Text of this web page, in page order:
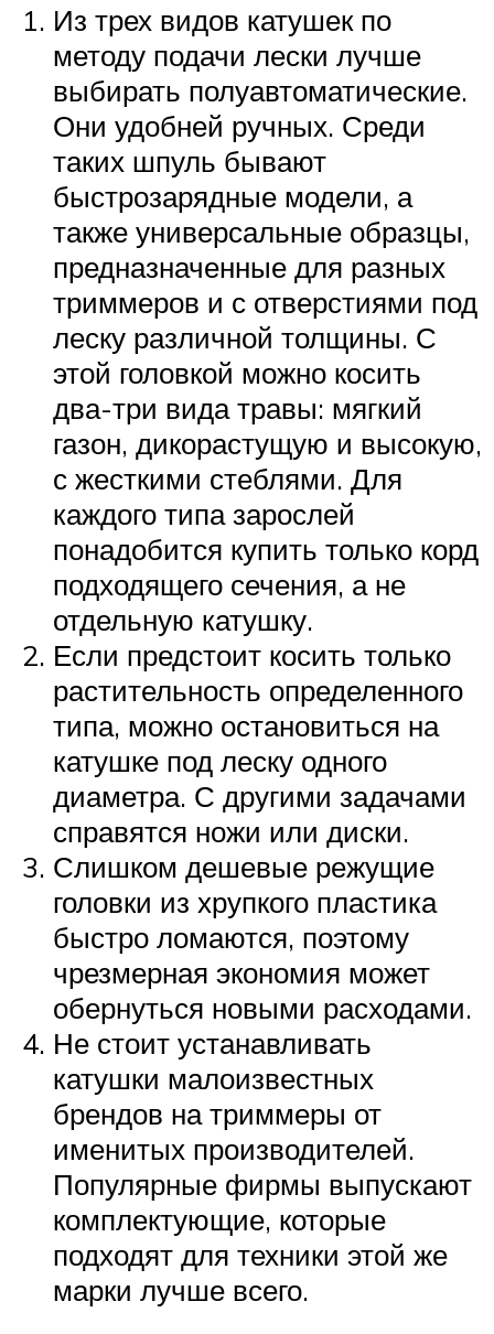
Из трех видов катушек по
методу подачи лески лучше
выбирать полуавтоматические.
Они удобней ручных. Среди
таких шпуль бывают
быстрозарядные модели, а
также универсальные образцы,
предназначенные для разных
триммеров и с отверстиями под
леску различной толщины. С
этой головкой можно косить
два-три вида травы: мягкий
газон, дикорастущую и высокую,
с жесткими стеблями. Для
каждого типа зарослей
понадобится купить только корд
подходящего сечения, а не
отдельную катушку.
Если предстоит косить только
растительность определенного
типа, можно остановиться на
катушке под леску одного
диаметра. С другими задачами
справятся ножи или диски.
Слишком дешевые режущие
головки из хрупкого пластика
быстро ломаются, поэтому
чрезмерная экономия может
обернуться новыми расходами.
Не стоит устанавливать
катушки малоизвестных
брендов на триммеры от
именитых производителей.
Популярные фирмы выпускают
комплектующие, которые
подходят для техники этой же
марки лучше всего.